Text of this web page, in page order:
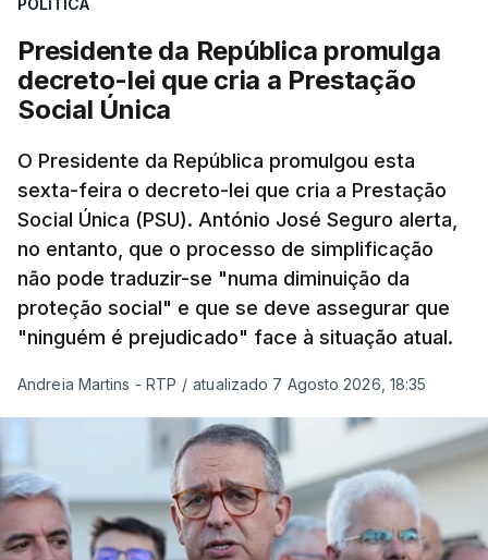
POLÍTICA
Presidente da República promulga
decreto-lei que cria a Prestação
Social Única
O Presidente da República promulgou esta
sexta-feira o decreto-lei que cria a Prestação
Social Única (PSU). António José Seguro alerta,
no entanto, que o processo de simplificação
não pode traduzir-se "numa diminuição da
proteção social" e que se deve assegurar que
"ninguém é prejudicado" face à situação atual.
Andreia Martins - RTP / atualizado 7 Agosto 2026, 18:35